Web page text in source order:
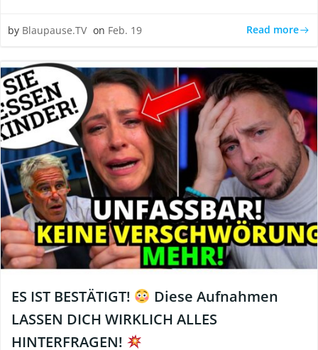
by Blaupause.TV on Feb. 19 Read more
ES IST BESTÄTIGT!
Diese Aufnahmen
LASSEN DICH WIRKLICH ALLES
HINTERFRAGEN!